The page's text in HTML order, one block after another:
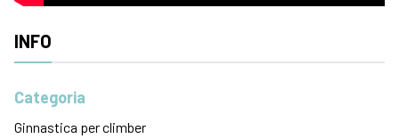
INFO
Categoria
Ginnastica per climber